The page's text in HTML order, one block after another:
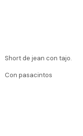
Short de jean con tajo.
Con pasacintos